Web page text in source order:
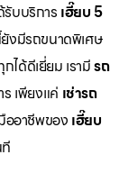
รับบริการ เฮี๊ยบ 5
งมีรถขนาดพิเศษ
ได้ดีเยี่ยม เรามีรถ
เพียงแค่ เช่ารถ
ออาชีพของ เฮี๊ยบ